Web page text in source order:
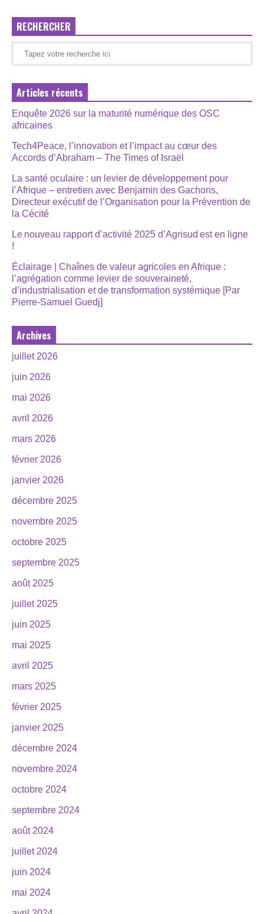
RECHERCHER
Articles récents
Enquête 2026 sur la maturité numérique des OSC
africaines
Tech4Peace, l’innovation et l’impact au cœur des
Accords d’Abraham – The Times of Israël
La santé oculaire : un levier de développement pour
l’Afrique – entretien avec Benjamin des Gachons,
Directeur exécutif de l’Organisation pour la Prévention de
la Cécité
Le nouveau rapport d’activité 2025 d’Agrisud est en ligne
!
Éclairage | Chaînes de valeur agricoles en Afrique :
l’agrégation comme levier de souveraineté,
d’industrialisation et de transformation systémique [Par
Pierre-Samuel Guedj]
Archives
juillet 2026
juin 2026
mai 2026
avril 2026
mars 2026
février 2026
janvier 2026
décembre 2025
novembre 2025
octobre 2025
septembre 2025
août 2025
juillet 2025
juin 2025
mai 2025
avril 2025
mars 2025
février 2025
janvier 2025
décembre 2024
novembre 2024
octobre 2024
septembre 2024
août 2024
juillet 2024
juin 2024
mai 2024